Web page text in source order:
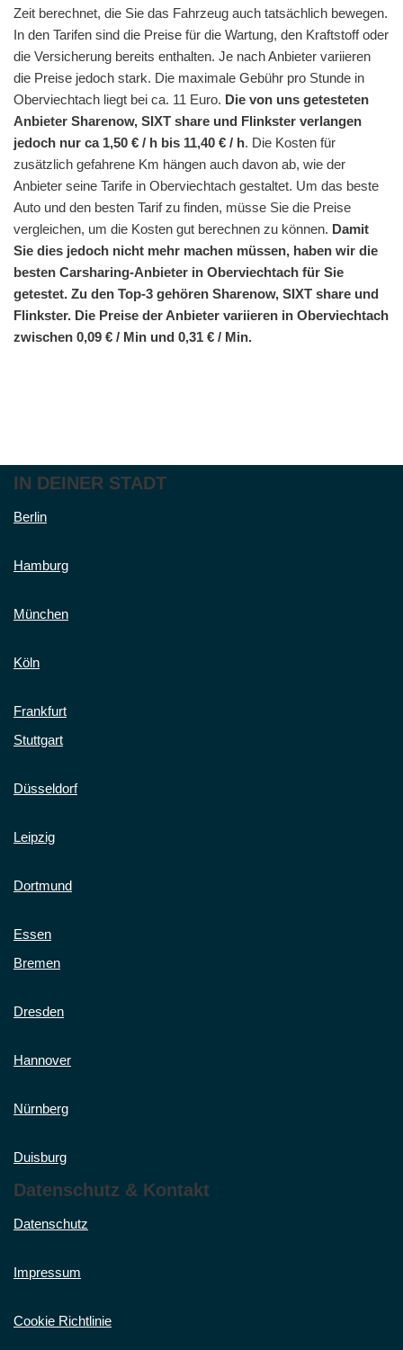
Zeit berechnet, die Sie das Fahrzeug auch tatsächlich bewegen.
In den Tarifen sind die Preise für die Wartung, den Kraftstoff oder
die Versicherung bereits enthalten. Je nach Anbieter variieren
die Preise jedoch stark. Die maximale Gebühr pro Stunde in
Oberviechtach liegt bei ca. 11 Euro. Die von uns getesteten
Anbieter Sharenow, SIXT share und Flinkster verlangen
jedoch nur ca 1,50 € / h bis 11,40 € / h. Die Kosten für
zusätzlich gefahrene Km hängen auch davon ab, wie der
Anbieter seine Tarife in Oberviechtach gestaltet. Um das beste
Auto und den besten Tarif zu finden, müsse Sie die Preise
vergleichen, um die Kosten gut berechnen zu können. Damit
Sie dies jedoch nicht mehr machen müssen, haben wir die
besten Carsharing-Anbieter in Oberviechtach für Sie
getestet. Zu den Top-3 gehören Sharenow, SIXT share und
Flinkster. Die Preise der Anbieter variieren in Oberviechtach
zwischen 0,09 € / Min und 0,31 € / Min.
IN DEINER STADT
Berlin
Hamburg
München
Köln
Frankfurt
Stuttgart
Düsseldorf
Leipzig
Dortmund
Essen
Bremen
Dresden
Hannover
Nürnberg
Duisburg
Datenschutz & Kontakt
Datenschutz
Impressum
Cookie Richtlinie